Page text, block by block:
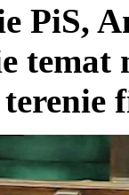
PiS,
temat